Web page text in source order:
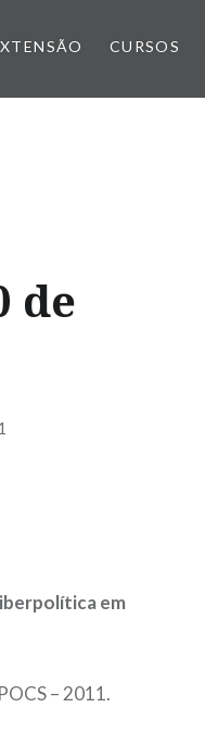
CURSOS
de
em
– 2011.